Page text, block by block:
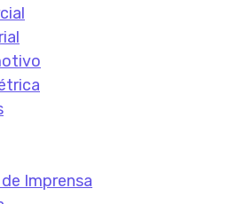
Imprensa